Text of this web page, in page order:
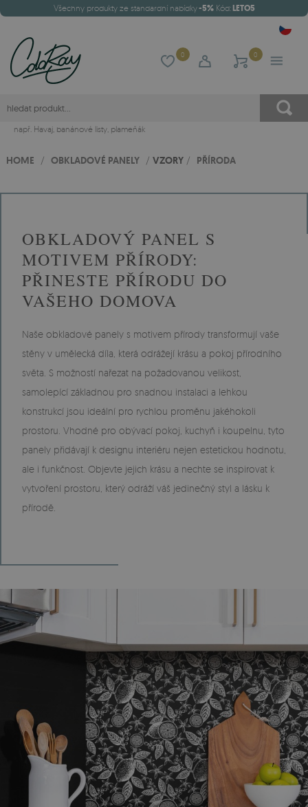
Všechny produkty ze standardní nabídky-5%Kód:LETO5
0 0
např. Havaj, banánové listy, plameňák
HOME / OBKLADOVÉ PANELY / VZORY / PŘÍRODA
OBKLADOVÝ PANEL S
MOTIVEM PŘÍRODY:
PŘINESTE PŘÍRODU DO
VAŠEHO DOMOVA
Naše obkladové panely s motivem přírody transformují vaše
stěny v umělecká díla, která odrážejí krásu a pokoj přírodního
světa. S možností nařezat na požadovanou velikost,
samolepící základnou pro snadnou instalaci a lehkou
konstrukcí jsou ideální pro rychlou proměnu jakéhokoli
prostoru. Vhodné pro obývací pokoj, kuchyň i koupelnu, tyto
panely přidávají k designu interiéru nejen estetickou hodnotu,
ale i funkčnost. Objevte jejich krásu a nechte se inspirovat k
vytvoření prostoru, který odráží váš jedinečný styl a lásku k
přírodě.